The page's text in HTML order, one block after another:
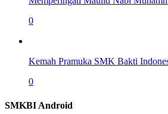
0
Kemah Pramuka SMK Bakti
0
SMKBI Android